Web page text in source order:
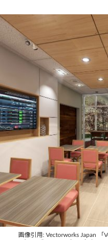
画像引用: Vectorworks Japan 「